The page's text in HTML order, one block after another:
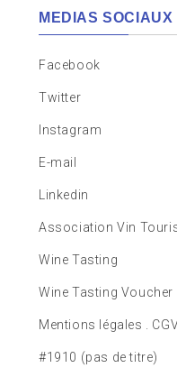
MEDIAS SOCIAUX
Facebook
Twitter
Instagram
E-mail
Linkedin
Association Vin
Wine Tasting
Wine Tasting Voucher
Mentions légales .
#1910 (pas de titre)